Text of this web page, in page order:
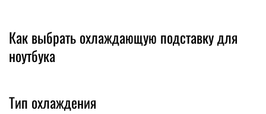
Как выбрать охлаждающую подставку для
ноутбука
Тип охлаждения